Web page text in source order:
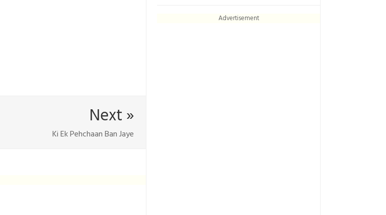
Next »
Ki Ek Pehchaan Ban Jaye
Advertisement